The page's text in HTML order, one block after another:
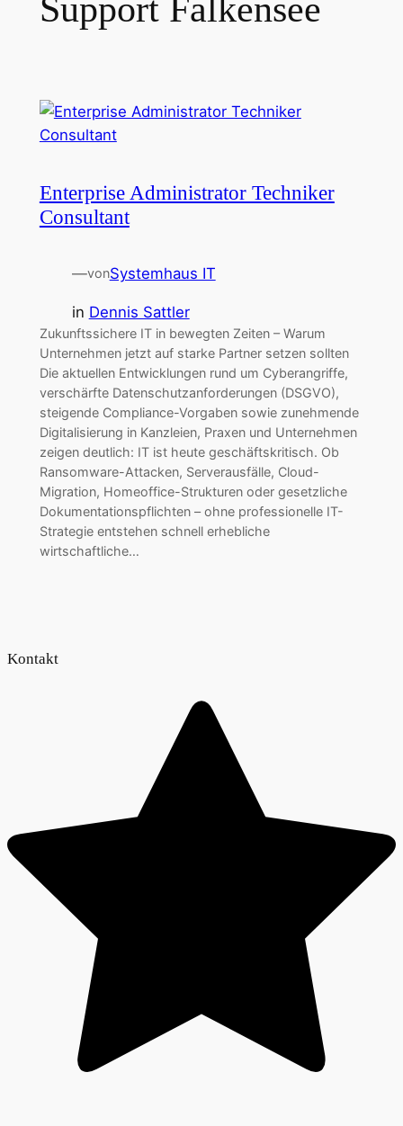
Support Falkensee
Enterprise Administrator Techniker
Consultant
—vonSystemhaus IT
in Dennis Sattler
Zukunftssichere IT in bewegten Zeiten – Warum
Unternehmen jetzt auf starke Partner setzen sollten
Die aktuellen Entwicklungen rund um Cyberangriffe,
verschärfte Datenschutzanforderungen (DSGVO),
steigende Compliance-Vorgaben sowie zunehmende
Digitalisierung in Kanzleien, Praxen und Unternehmen
zeigen deutlich: IT ist heute geschäftskritisch. Ob
Ransomware-Attacken, Serverausfälle, Cloud-
Migration, Homeoffice-Strukturen oder gesetzliche
Dokumentationspflichten – ohne professionelle IT-
Strategie entstehen schnell erhebliche
wirtschaftliche…
Kontakt